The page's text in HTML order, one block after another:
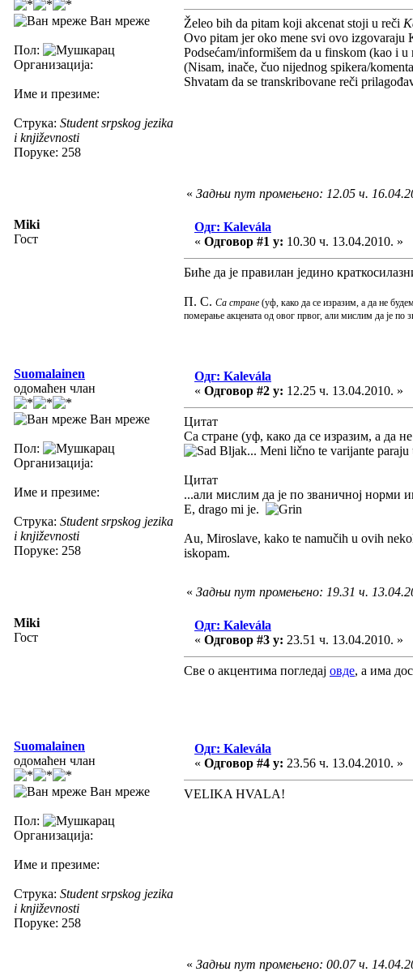
Ван мреже
Пол:
Организација:
Име и презиме:
Струка: Student srpskog jezika
i književnosti
Поруке: 258
Želeo bih da pitam koji akcenat stoji u reči
Ovo pitam jer oko mene svi ovo izgovaraju
Podsećam/informišem da u finskom (kao i
(Nisam, inače, čuo nijednog spikera/
Shvatam da se transkribovane reči
« Задњи пут промењено: 12.05 ч.
Miki
Гост
Одг: Kalevála
« Одговор #1 у: 10.30 ч. 13.04.2010. »
Биће да је правилан једино
П. С. Са стране (уф, како да се изразим, а да не
померање акцената од овог првог, али мислим да је по
Suomalainen
одомаћен члан
Ван мреже
Пол:
Организација:
Име и презиме:
Струка: Student srpskog jezika
i književnosti
Поруке: 258
Одг: Kalevála
« Одговор #2 у: 12.25 ч. 13.04.2010. »
Цитат
Са стране (уф, како да се изразим, а да
Bljak... Meni lično te varijante
Цитат
...али мислим да је по званичној норми
E, drago mi je.
Au, Miroslave, kako te namučih u ovih
iskopam.
« Задњи пут промењено: 19.31 ч.
Miki
Гост
Одг: Kalevála
« Одговор #3 у: 23.51 ч. 13.04.2010. »
Све о акцентима погледај овде, а има
Suomalainen
одомаћен члан
Ван мреже
Пол:
Организација:
Име и презиме:
Струка: Student srpskog jezika
i književnosti
Поруке: 258
Одг: Kalevála
« Одговор #4 у: 23.56 ч. 13.04.2010. »
VELIKA HVALA!
« Задњи пут промењено: 00.07 ч.